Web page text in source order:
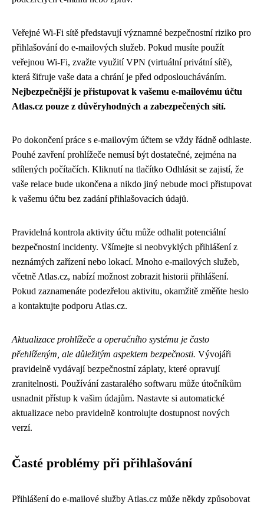
Veřejné Wi-Fi sítě představují významné bezpečnostní riziko pro
přihlašování do e-mailových služeb. Pokud musíte použít
veřejnou Wi-Fi, zvažte využití VPN (virtuální privátní sítě),
která šifruje vaše data a chrání je před odposloucháváním.
Nejbezpečnější je přistupovat k vašemu e-mailovému účtu
Atlas.cz pouze z důvěryhodných a zabezpečených sítí.
Po dokončení práce s e-mailovým účtem se vždy řádně odhlaste.
Pouhé zavření prohlížeče nemusí být dostatečné, zejména na
sdílených počítačích. Kliknutí na tlačítko Odhlásit se zajistí, že
vaše relace bude ukončena a nikdo jiný nebude moci přistupovat
k vašemu účtu bez zadání přihlašovacích údajů.
Pravidelná kontrola aktivity účtu může odhalit potenciální
bezpečnostní incidenty. Všímejte si neobvyklých přihlášení z
neznámých zařízení nebo lokací. Mnoho e-mailových služeb,
včetně Atlas.cz, nabízí možnost zobrazit historii přihlášení.
Pokud zaznamenáte podezřelou aktivitu, okamžitě změňte heslo
a kontaktujte podporu Atlas.cz.
Aktualizace prohlížeče a operačního systému je často
přehlíženým, ale důležitým aspektem bezpečnosti. Vývojáři
pravidelně vydávají bezpečnostní záplaty, které opravují
zranitelnosti. Používání zastaralého softwaru může útočníkům
usnadnit přístup k vašim údajům. Nastavte si automatické
aktualizace nebo pravidelně kontrolujte dostupnost nových
verzí.
Časté problémy při přihlašování
Přihlášení do e-mailové služby Atlas.cz může někdy způsobovat